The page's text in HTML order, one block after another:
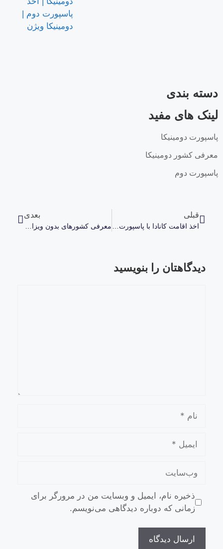
دسته بندی
لینک های مفید
پاسپورت دومینیکا
معرفی کشور دومینیکا
پاسپورت دوم
قبلی بعدی
دیدگاهتان را بنویسید
ذخیره نام، ایمیل و وبسایت من در مرورگر برای
زمانی که دوباره دیدگاهی می‌نویسم.